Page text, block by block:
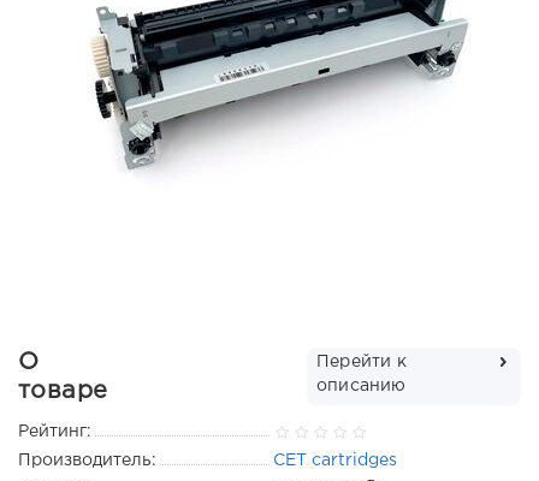
О
товаре
Перейти к
описанию
Рейтинг:
Производитель:
CET cartridges